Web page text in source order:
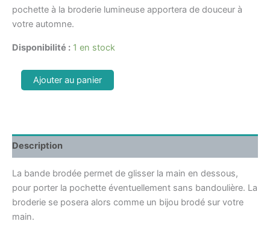
pochette à la broderie lumineuse apportera de douceur à
votre automne.
Disponibilité : 1 en stock
Ajouter au panier
Description
La bande brodée permet de glisser la main en dessous,
pour porter la pochette éventuellement sans bandoulière. La
broderie se posera alors comme un bijou brodé sur votre
main.